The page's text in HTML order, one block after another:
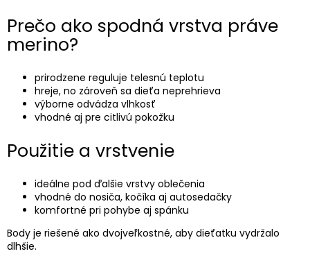
Prečo ako spodná vrstva práve
merino?
prirodzene reguluje telesnú teplotu
hreje, no zároveň sa dieťa neprehrieva
výborne odvádza vlhkosť
vhodné aj pre citlivú pokožku
Použitie a vrstvenie
ideálne pod ďalšie vrstvy oblečenia
vhodné do nosiča, kočíka aj autosedačky
komfortné pri pohybe aj spánku
Body je riešené ako dvojveľkostné, aby dieťatku vydržalo
dlhšie.